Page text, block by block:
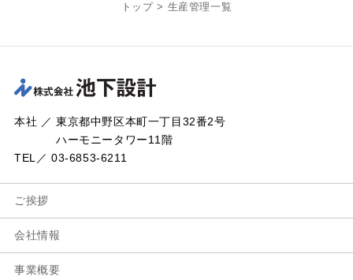
トップ > 生産管理一覧
本社 ／ 東京都中野区本町一丁目32番2号
ハーモニータワー11階
TEL／ 03-6853-6211
ご挨拶
会社情報
事業概要